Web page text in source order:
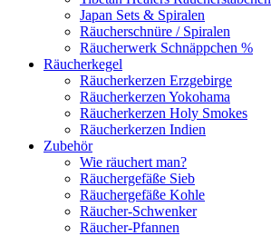
Japan Sets & Spiralen
Räucherschnüre / Spiralen
Räucherwerk Schnäppchen %
Räucherkegel
Räucherkerzen Erzgebirge
Räucherkerzen Yokohama
Räucherkerzen Holy Smokes
Räucherkerzen Indien
Zubehör
Wie räuchert man?
Räuchergefäße Sieb
Räuchergefäße Kohle
Räucher-Schwenker
Räucher-Pfannen